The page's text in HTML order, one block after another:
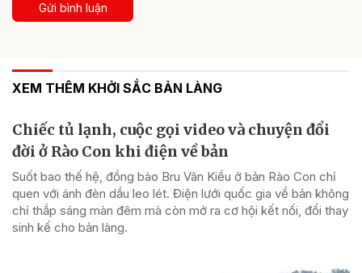
Gửi bình luận
XEM THÊM KHỞI SẮC BẢN LÀNG
Chiếc tủ lạnh, cuộc gọi video và chuyện đổi
đời ở Rào Con khi điện về bản
Suốt bao thế hệ, đồng bào Bru Vân Kiều ở bản Rào Con chỉ
quen với ánh đèn dầu leo lét. Điện lưới quốc gia về bản không
chỉ thắp sáng màn đêm mà còn mở ra cơ hội kết nối, đổi thay
sinh kế cho bản làng.